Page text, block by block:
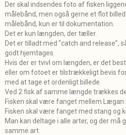
Der skal indsendes foto af fisken
målebånd, men også gerne et flot
målebånd, kun er til dokumentation.
Det er kun længden, der tæller.
Det er tilladt med ”catch and release”,
godt hjemtages.
Hvis der er tvivl om længden, er det
eller om fotoet er tilstrækkeligt bevis
med at tage et ordenligt billede.
Ved 2 fisk af samme længde trækkes
Fisken skal være fanget mellem Lægan
Fisken skal være fanget med stang og
Man kan deltage i alle arter, og der må
samme art.